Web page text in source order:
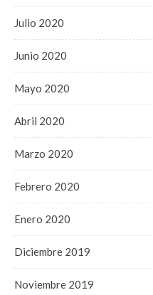
Julio 2020
Junio 2020
Mayo 2020
Abril 2020
Marzo 2020
Febrero 2020
Enero 2020
Diciembre 2019
Noviembre 2019